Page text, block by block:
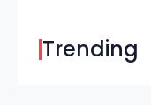
Trending